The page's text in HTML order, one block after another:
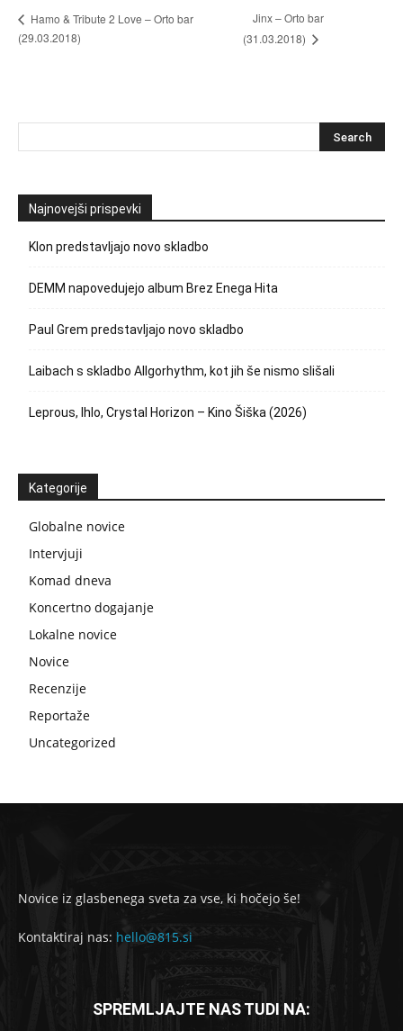
Hamo & Tribute 2 Love – Orto bar
(29.03.2018)
Jinx – Orto bar
(31.03.2018)
Najnovejši prispevki
Klon predstavljajo novo skladbo
DEMM napovedujejo album Brez Enega Hita
Paul Grem predstavljajo novo skladbo
Laibach s skladbo Allgorhythm, kot jih še nismo slišali
Leprous, Ihlo, Crystal Horizon – Kino Šiška (2026)
Kategorije
Globalne novice
Intervjuji
Komad dneva
Koncertno dogajanje
Lokalne novice
Novice
Recenzije
Reportaže
Uncategorized
Novice iz glasbenega sveta za vse, ki hočejo še!
Kontaktiraj nas: hello@815.si
SPREMLJAJTE NAS TUDI NA: